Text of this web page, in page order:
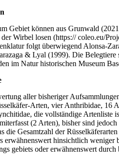
Gebiet können aus Grunwald
Wirbel losen (https:// coleo.eu/
folgt überwiegend Alonsa-
& Lyal (1999). Die Belegtiere
im Natur­ historischen Museum
aller bisheriger
Arten, vier Anthribidae, 16
die vollständige Artenliste
(2 Arten), bisher sind
die Gesamtzahl der
erwähnenswert hinsichtlich weniger
gebiets oder erwähnenswert